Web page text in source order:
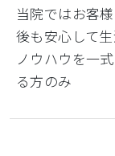
当院ではお客
後も安心して
ノウハウを一
る方のみ